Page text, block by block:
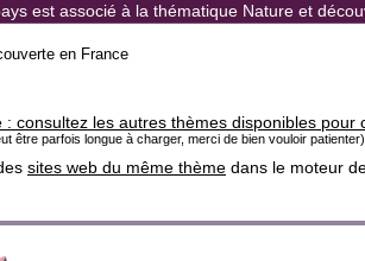
est associé à la thématique Nature et
en France
: consultez les autres thèmes disponibles pour
être parfois longue à charger, merci de bien vouloir patienter)
sites web du même thème dans le moteur